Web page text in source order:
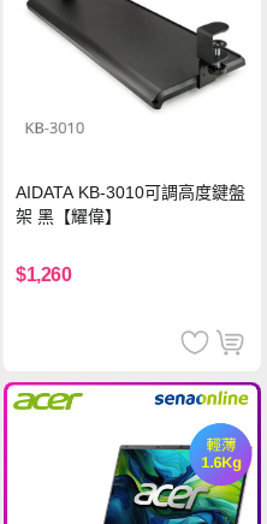
AIDATA KB-3010可調高度鍵盤
架 黑【耀偉】
$1,260